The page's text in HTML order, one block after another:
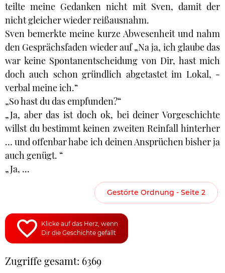
teilte meine Gedanken nicht mit Sven, damit der
nicht gleicher wieder reißausnahm.
Sven bemerkte meine kurze Abwesenheit und nahm
den Gesprächsfaden wieder auf „Na ja, ich glaube das
war keine Spontanentscheidung von Dir, hast mich
doch auch schon gründlich abgetastet im Lokal, -
verbal meine ich.“
„So hast du das empfunden?“
„Ja, aber das ist doch ok, bei deiner Vorgeschichte
willst du bestimmt keinen zweiten Reinfall hinterher
… und offenbar habe ich deinen Ansprüchen bisher ja
auch genügt. “
„Ja, ...
Gestörte Ordnung - Seite 2
Klicke auf das Herz, wenn
Dir die Geschichte gefällt
Zugriffe gesamt: 6369